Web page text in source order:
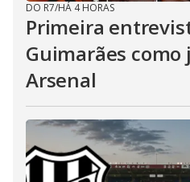
DO R7/HÁ 4 HORAS
Primeira
Guimarães como
Arsenal